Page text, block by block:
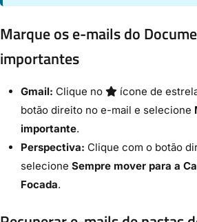
Marque os e-mails do
importantes
Gmail: Clique no
ícone de
botão direito no e-mail e selecione
importante.
Perspectiva: Clique com o botão
selecione Sempre mover para a
Focada.